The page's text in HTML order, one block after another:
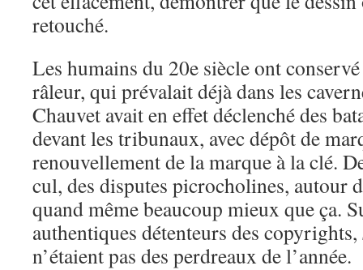
retouché.
Les humains du 20e siècle ont
râleur, qui prévalait déjà dans les
Chauvet avait en effet déclenché des
devant les tribunaux, avec dépôt de
renouvellement de la marque à la clé.
cul, des disputes picrocholines, autour
quand même beaucoup mieux que ça.
authentiques détenteurs des copyrights,
n’étaient pas des perdreaux de l’année.